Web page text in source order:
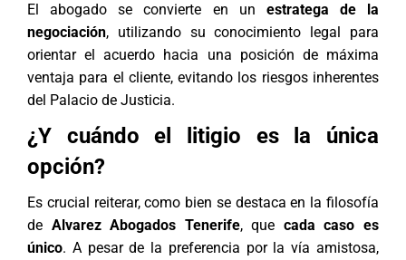
El abogado se convierte en un estratega de la
negociación, utilizando su conocimiento legal para
orientar el acuerdo hacia una posición de máxima
ventaja para el cliente, evitando los riesgos inherentes
del Palacio de Justicia.
¿Y cuándo el litigio es la única
opción?
Es crucial reiterar, como bien se destaca en la filosofía
de Alvarez Abogados Tenerife, que cada caso es
único. A pesar de la preferencia por la vía amistosa,